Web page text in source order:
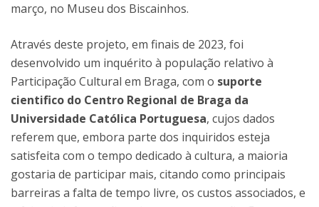
março, no Museu dos Biscainhos.
Através deste projeto, em finais de 2023, foi
desenvolvido um inquérito à população relativo à
Participação Cultural em Braga, com o suporte
cientifico do Centro Regional de Braga da
Universidade Católica Portuguesa, cujos dados
referem que, embora parte dos inquiridos esteja
satisfeita com o tempo dedicado à cultura, a maioria
gostaria de participar mais, citando como principais
barreiras a falta de tempo livre, os custos associados, e